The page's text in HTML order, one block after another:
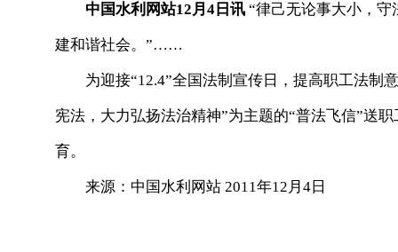
中国水利网站12月4日讯 “律己无论事大小，
建和谐社会。”……
为迎接“12.4”全国法制宣传日，提高职工法制
宪法，大力弘扬法治精神”为主题的“普法飞信”送
育。
来源：中国水利网站 2011年12月4日